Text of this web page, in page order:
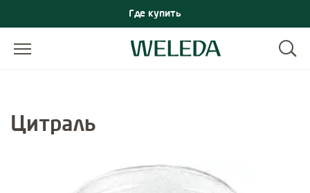
Где купить
Цитраль